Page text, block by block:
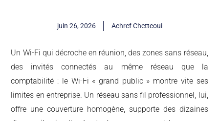
juin 26, 2026 Achref Chetteoui
Un Wi-Fi qui décroche en réunion, des zones sans réseau,
des invités connectés au même réseau que la
comptabilité : le Wi-Fi « grand public » montre vite ses
limites en entreprise. Un réseau sans fil professionnel, lui,
offre une couverture homogène, supporte des dizaines